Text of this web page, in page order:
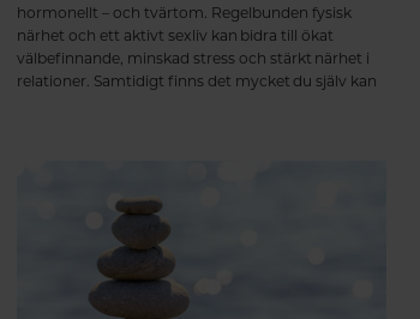
hormonellt – och tvärtom. Regelbunden fysisk
närhet och ett aktivt sexliv kan bidra till ökat
välbefinnande, minskad stress och stärkt närhet i
relationer. Samtidigt finns det mycket du själv kan